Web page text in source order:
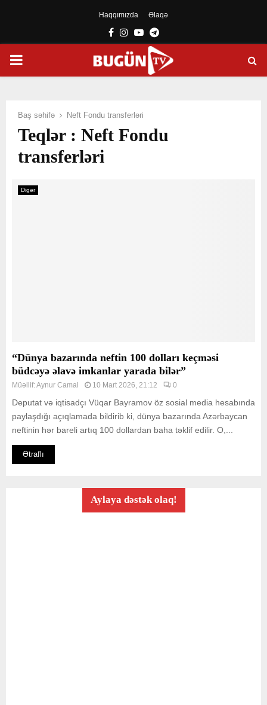
Haqqımızda Əlaqə
Facebook
Instagram
YoutubeTelegram
PRIMARY
Baş səhifə Neft Fondu transferləri
Teqlər : Neft Fondu
transferləri
Digər
“Dünya bazarında neftin 100 dolları keçməsi
büdcəyə əlavə imkanlar yarada bilər”
Müəllif:Aynur Camal 10 Mart 2026, 21:12 0
Deputat və iqtisadçı Vüqar Bayramov öz sosial media hesabında
paylaşdığı açıqlamada bildirib ki, dünya bazarında Azərbaycan
neftinin hər bareli artıq 100 dollardan baha təklif edilir. O,...
Ətraflı
Aylaya dəstək olaq!